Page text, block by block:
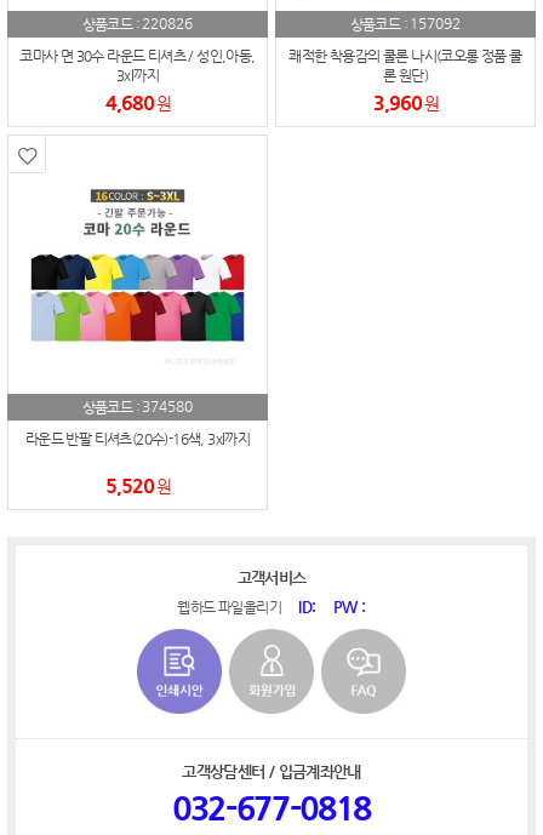
상품코드 :220826
코마사 면 30수 라운드 티셔츠 / 성인,아동,
3xl까지
4,680원
상품코드 : 157092
쾌적한 착용감의 쿨론 나시(코오롱 정품 쿨
론 원단)
3,960원
상품코드 : 374580
라운드 반팔 티셔츠(20수)-16색, 3xl까지
5,520원
고객서비스
웹하드 파일올리기 ID: PW :
고객상담센터 / 입금계좌안내
032-677-0818